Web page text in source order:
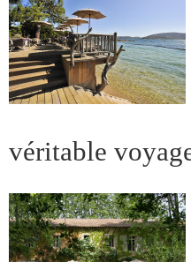
véritable